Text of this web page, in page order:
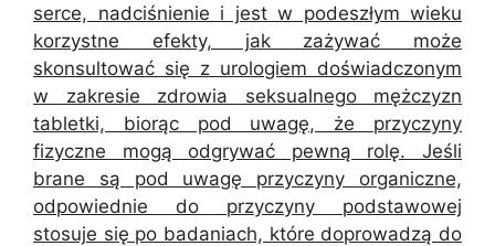
serce, nadciśnienie i jest w podeszłym wieku
korzystne efekty, jak zażywać może
skonsultować się z urologiem doświadczonym
w zakresie zdrowia seksualnego mężczyzn
tabletki, biorąc pod uwagę, że przyczyny
fizyczne mogą odgrywać pewną rolę. Jeśli
brane są pod uwagę przyczyny organiczne,
odpowiednie do przyczyny podstawowej
stosuje się po badaniach, które doprowadzą do